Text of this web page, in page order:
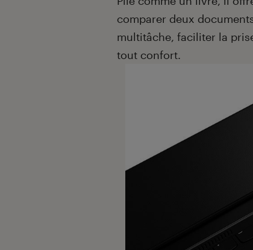
comparer deux
multitâche, faciliter la
tout confort.